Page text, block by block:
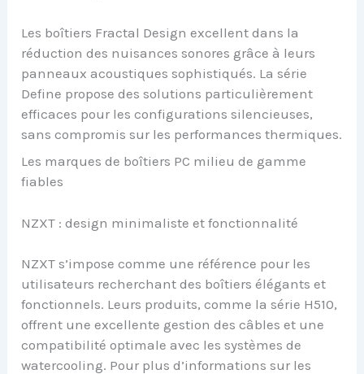
Les boîtiers Fractal Design excellent dans la
réduction des nuisances sonores grâce à leurs
panneaux acoustiques sophistiqués. La série
Define propose des solutions particulièrement
efficaces pour les configurations silencieuses,
sans compromis sur les performances thermiques.
Les marques de boîtiers PC milieu de gamme
fiables
NZXT : design minimaliste et fonctionnalité
NZXT s’impose comme une référence pour les
utilisateurs recherchant des boîtiers élégants et
fonctionnels. Leurs produits, comme la série H510,
offrent une excellente gestion des câbles et une
compatibilité optimale avec les systèmes de
watercooling. Pour plus d’informations sur les